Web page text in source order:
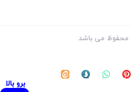
محفوظ می باشد
برو بالا